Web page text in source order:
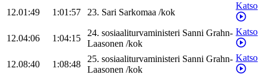
12.01:49 1:01:57 23. Sari Sarkomaa /kok
Katso
12.04:06 1:04:15
24. sosiaaliturvaministeri Sanni Grahn-
Laasonen /kok
Katso
12.08:40 1:08:48
25. sosiaaliturvaministeri Sanni Grahn-
Laasonen /kok
Katso